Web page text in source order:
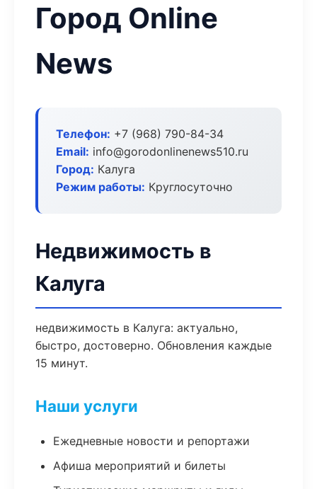
Город Online
News
Телефон: +7 (968) 790-84-34
Email: info@gorodonlinenews510.ru
Город: Калуга
Режим работы: Круглосуточно
Недвижимость в
Калуга
недвижимость в Калуга: актуально,
быстро, достоверно. Обновления каждые
15 минут.
Наши услуги
Ежедневные новости и репортажи
Афиша мероприятий и билеты